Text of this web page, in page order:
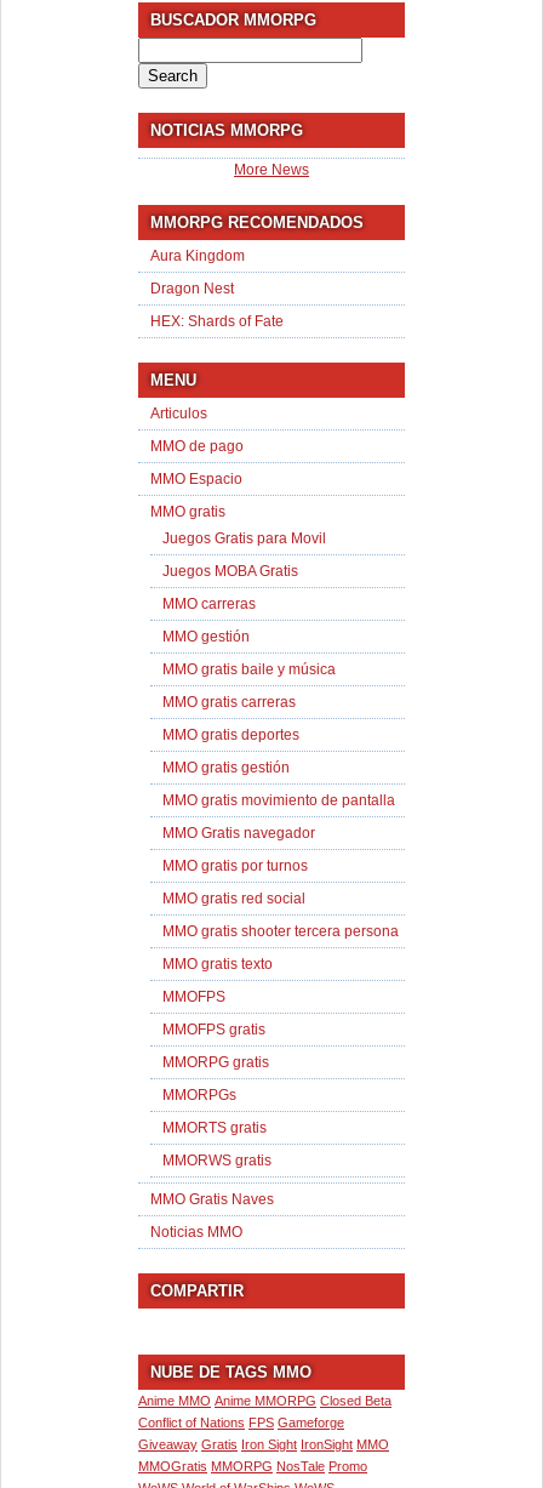
BUSCADOR MMORPG
for:
NOTICIAS MMORPG
More News
MMORPG RECOMENDADOS
Aura Kingdom
Dragon Nest
HEX: Shards of Fate
MENU
Articulos
MMO de pago
MMO Espacio
MMO gratis
Juegos Gratis para Movil
Juegos MOBA Gratis
MMO carreras
MMO gestión
MMO gratis baile y música
MMO gratis carreras
MMO gratis deportes
MMO gratis gestión
MMO gratis movimiento de pantalla
MMO Gratis navegador
MMO gratis por turnos
MMO gratis red social
MMO gratis shooter tercera persona
MMO gratis texto
MMOFPS
MMOFPS gratis
MMORPG gratis
MMORPGs
MMORTS gratis
MMORWS gratis
MMO Gratis Naves
Noticias MMO
COMPARTIR
NUBE DE TAGS MMO
Anime MMO Anime MMORPG Closed Beta
Conflict of Nations FPS Gameforge
Giveaway Gratis Iron Sight IronSight MMO
MMOGratis MMORPG NosTale Promo